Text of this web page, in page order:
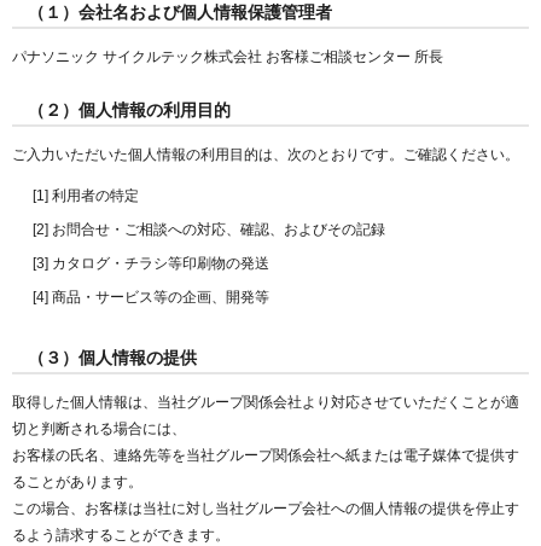
（１）会社名および個人情報保護管理者
パナソニック サイクルテック株式会社 お客様ご相談センター 所長
（２）個人情報の利用目的
ご入力いただいた個人情報の利用目的は、次のとおりです。ご確認ください。
[1] 利用者の特定
[2] お問合せ・ご相談への対応、確認、およびその記録
[3] カタログ・チラシ等印刷物の発送
[4] 商品・サービス等の企画、開発等
（３）個人情報の提供
取得した個人情報は、当社グループ関係会社より対応させていただくことが適
切と判断される場合には、
お客様の氏名、連絡先等を当社グループ関係会社へ紙または電子媒体で提供す
ることがあります。
この場合、お客様は当社に対し当社グループ会社への個人情報の提供を停止す
るよう請求することができます。